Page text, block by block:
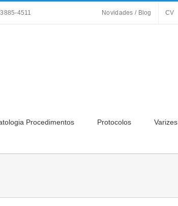
4511 Novidades / Blog CV
Procedimentos Protocolos Varizes